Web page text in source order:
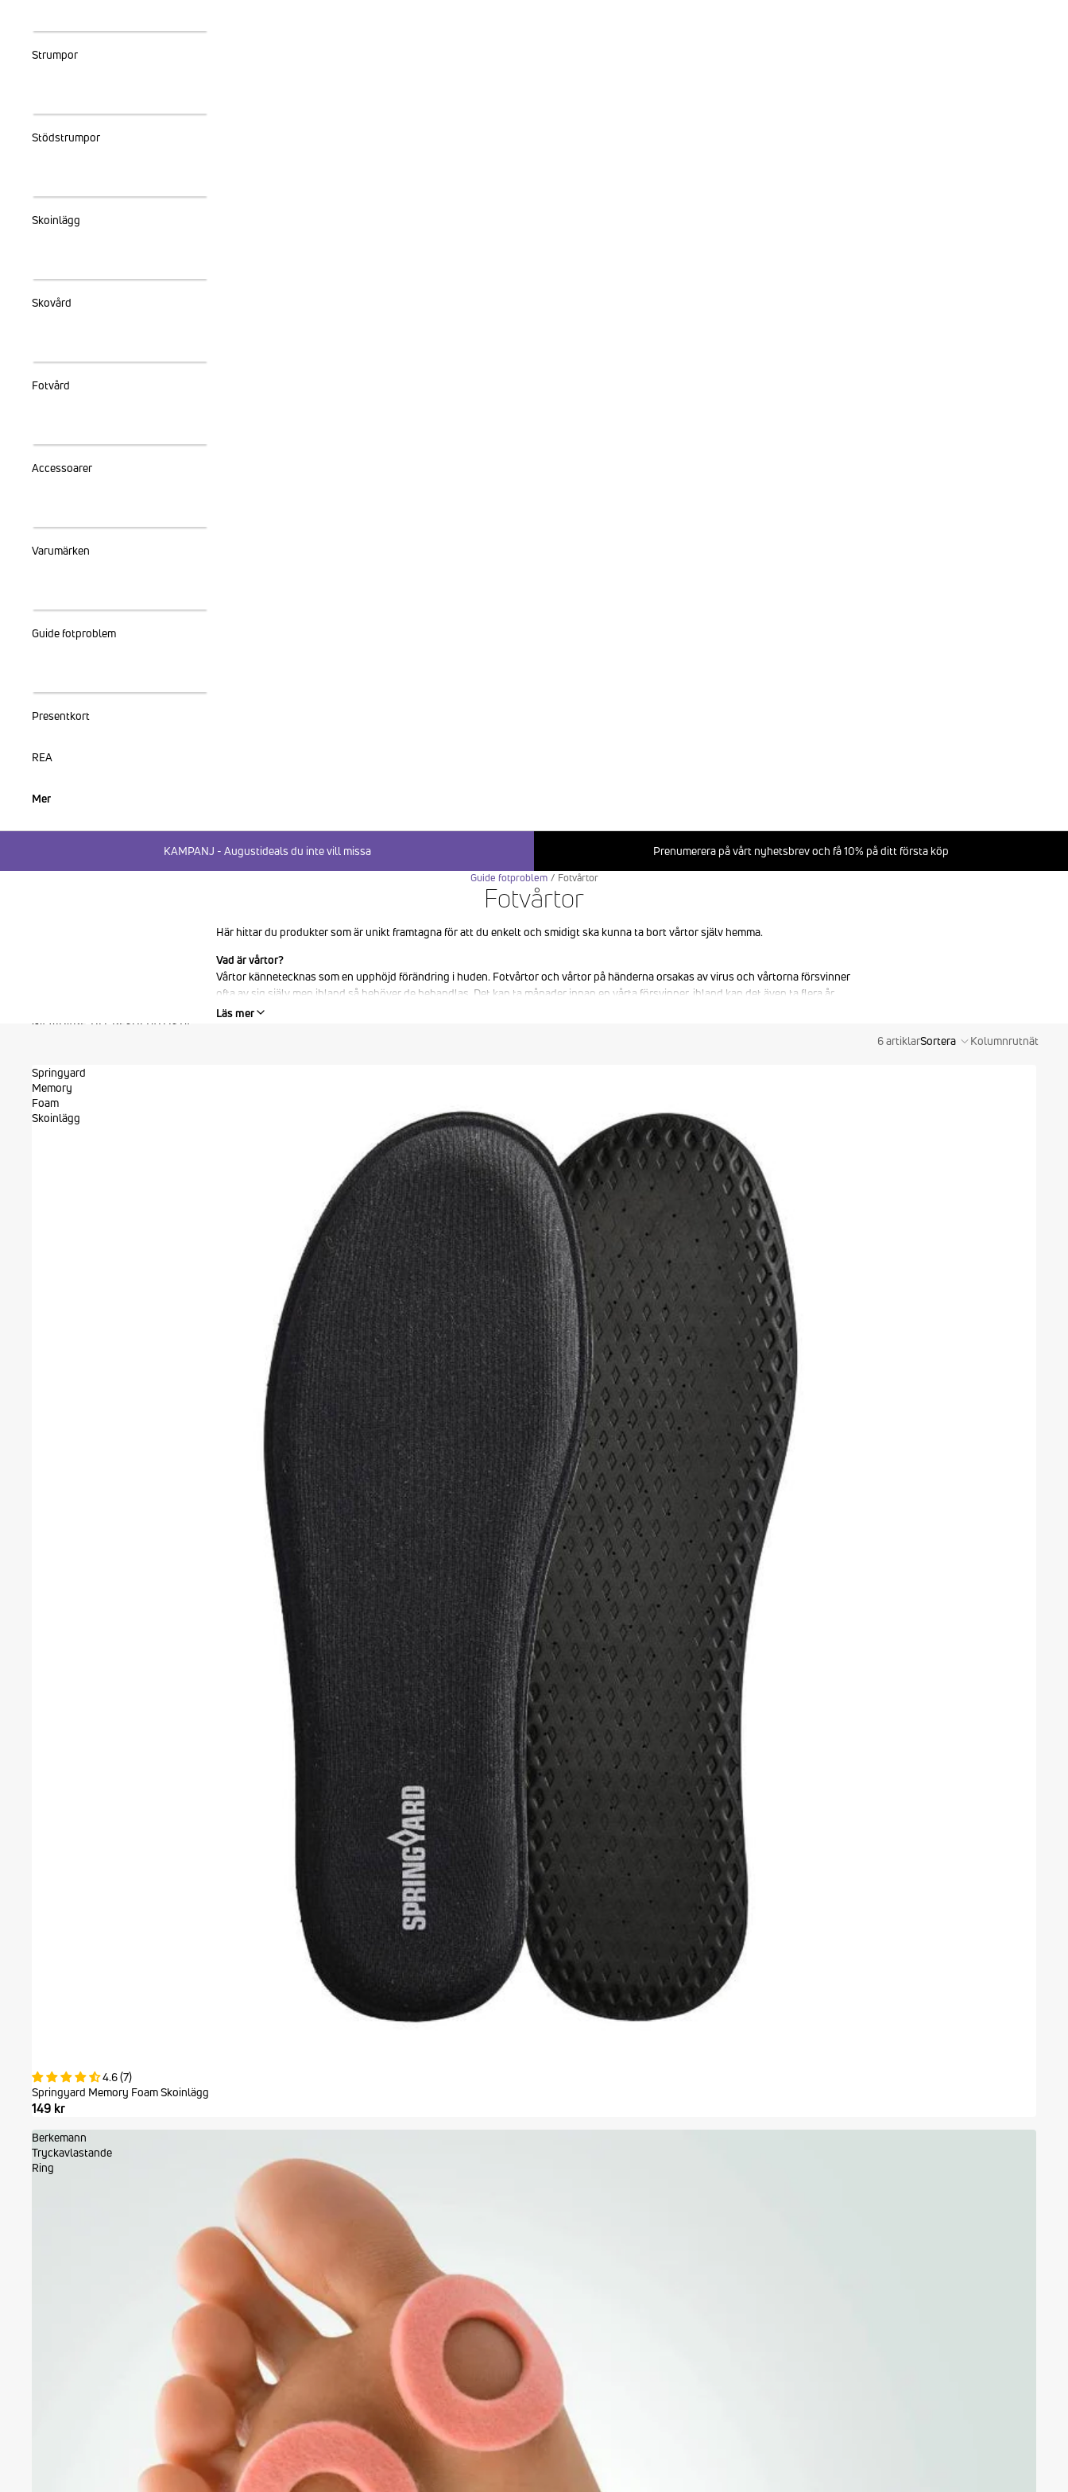
Strumpor
Stödstrumpor
Skoinlägg
Skovård
Fotvård
Accessoarer
Varumärken
Guide fotproblem
Presentkort
REA
Mer
KAMPANJ - Augustideals du inte vill missa Prenumerera på vårt nyhetsbrev och få 10% på ditt första köp
Guide fotproblem / Fotvårtor
Fotvårtor
Här hittar du produkter som är unikt framtagna för att du enkelt och smidigt ska kunna ta bort vårtor själv hemma.
Vad är vårtor?
Vårtor kännetecknas som en upphöjd förändring i huden. Fotvårtor och vårtor på händerna orsakas av virus och vårtorna försvinner
ofta av sig själv men ibland så behöver de behandlas. Det kan ta månader innan en vårta försvinner, ibland kan det även ta flera år.
För att bli av med vårtorna så kan du använda vårtmedel som gör att du blir av med vårtorna snabbare, samtidigt som det förhindrar
fotvårtorna är. Det är även vanligt att fotvårtorna ser ut som små blomkålshuvuden. Vårtorna kan även vara ömma, eller göra ont.
Det är även vanligt att det syns svarta, små prickar i vårtan.
- För att undvika att få vårtor, eller minimera risken att du drabbas av vårtor igen
- Undvika att låna handdukar eller skor av andra
- Gå inte barfota i allmänna bad och duschar, använd exempelvis badtofflor. HÄRkan du se vårt sortiment av badskor som passar
perfekt att använda i simhallar och på badhus.
För att behandla vårtor så kan du använda vårtbehandlingar och vårtborttagningar. Behandlingar och borttagning för vårtor är
framtagna för att du på ett smidigt och enkelt sätt själv ska kunna behandla vårtorna hemma. Behandlingarna och borttagningarna
finns både som frysbehandling och som lösning som fräter bort eller torkar ut vårtorna – och i denna kategori kan du hitta den
vårtbehandling som passar just dig.
Tänk på att de flesta vårtor är smittsamma och lätt sprids till andra delar av din kropp såväl till andra i din omgivning som du
kommer i kontakt med. Därför är det viktigt att komma i kontakt med behandlingen på ett tidigt stadium. Det är också lättare att bli av
med nya vårtor än de som har fått tid att växa till sig.
Lindra smärta och obehag i samband med vårtor
Om du har besvär med att vårtorna gör ont så kan du använda kuddar som är designade för att avlasta området. I vårt sortiment så
hittar du skumgummikuddar eller silikonkuddar som du kan använda för att avlasta området och lindra smärtan. Du kan se alla
avlastande kuddar här
Läs mer
GÅ VIDARE TILL RESULTATLISTA
6 artiklarSortera Kolumnrutnät
Springyard
Memory
Foam
Skoinlägg
4.6 (7)
Springyard Memory Foam Skoinlägg
149 kr
Berkemann
Tryckavlastande
Ring